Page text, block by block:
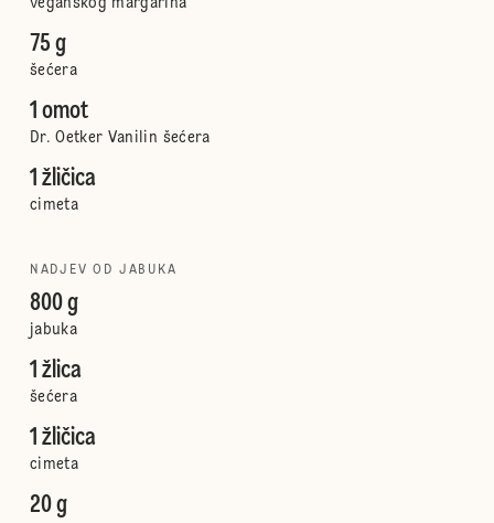
veganskog margarina
75 g
šećera
1 omot
Dr. Oetker Vanilin šećera
1 žličica
cimeta
NADJEV OD JABUKA
800 g
jabuka
1 žlica
šećera
1 žličica
cimeta
20 g